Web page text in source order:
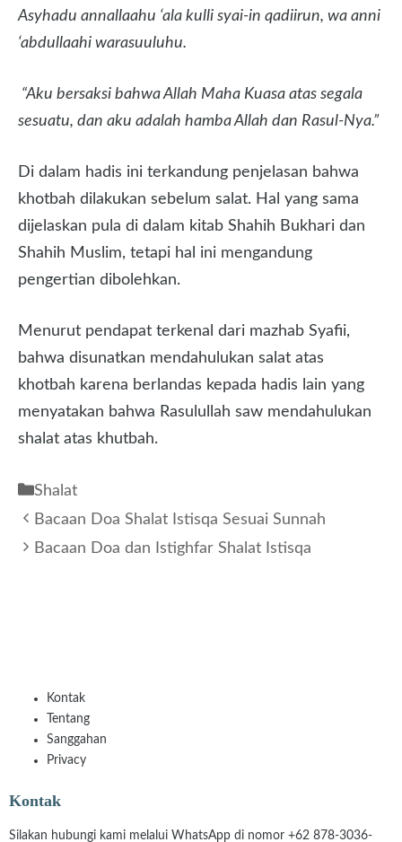
Asyhadu annallaahu ‘ala kulli syai-in qadiirun, wa anni
‘abdullaahi warasuuluhu.
“Aku bersaksi bahwa Allah Maha Kuasa atas segala
sesuatu, dan aku adalah hamba Allah dan Rasul-Nya.”
Di dalam hadis ini terkandung penjelasan bahwa
khotbah dilakukan sebelum salat. Hal yang sama
dijelaskan pula di dalam kitab Shahih Bukhari dan
Shahih Muslim, tetapi hal ini mengandung
pengertian dibolehkan.
Menurut pendapat terkenal dari mazhab Syafii,
bahwa disunatkan mendahulukan salat atas
khotbah karena berlandas kepada hadis lain yang
menyatakan bahwa Rasulullah saw mendahulukan
shalat atas khutbah.
Kategori
Shalat
Bacaan Doa Shalat Istisqa Sesuai Sunnah
Bacaan Doa dan Istighfar Shalat Istisqa
Kontak
Tentang
Sanggahan
Privacy
Kontak
Silakan hubungi kami melalui WhatsApp di nomor +62 878-3036-